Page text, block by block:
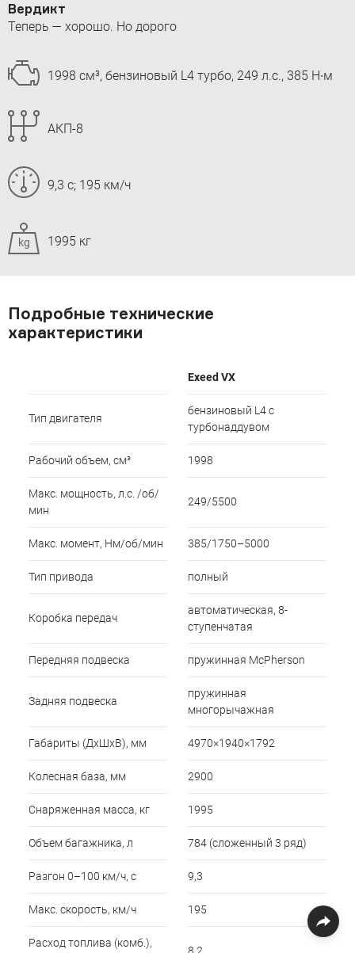
Вердикт
Теперь — хорошо. Но дорого
1998 см³, бензиновый L4 турбо, 249 л.с., 385 Н∙м
АКП-8
9,3 с; 195 км/ч
kg 1995 кг
Подробные технические
характеристики
Exeed VX
Тип двигателя
бензиновый L4 с
турбонаддувом
Рабочий объем, см³ 1998
Макс. мощность, л.с. /об/
мин
249/5500
Макс. момент, Нм/об/мин 385/1750–5000
Тип привода полный
Коробка передач
автоматическая, 8-
ступенчатая
Передняя подвеска пружинная McPherson
Задняя подвеска
пружинная
многорычажная
Габариты (ДхШхВ), мм 4970×1940×1792
Колесная база, мм 2900
Снаряженная масса, кг 1995
Объем багажника, л 784 (сложенный 3 ряд)
Разгон 0–100 км/ч, с 9,3
Макс. скорость, км/ч 195
Расход топлива (комб.),